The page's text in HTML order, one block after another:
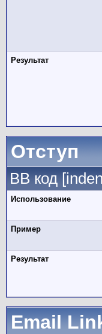
Результат
Отступ
BB код
Использование
Пример
Результат
Email